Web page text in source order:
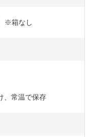
※箱なし
、常温で保存